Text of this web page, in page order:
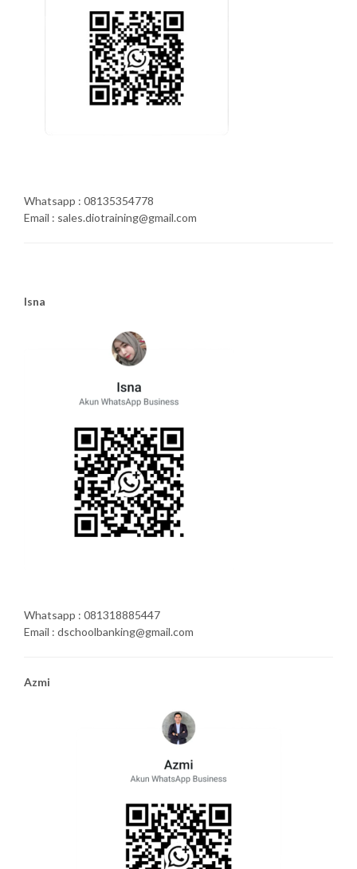
Whatsapp : 08135354778
Email : sales.diotraining@gmail.com
Isna
Whatsapp : 081318885447
Email : dschoolbanking@gmail.com
Azmi